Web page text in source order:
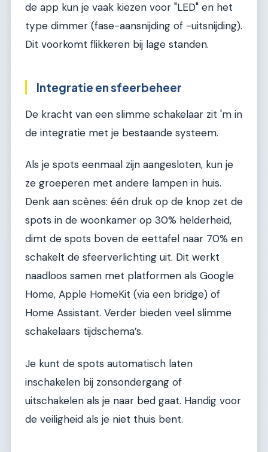
de app kun je vaak kiezen voor "LED" en het
type dimmer (fase-aansnijding of -uitsnijding).
Dit voorkomt flikkeren bij lage standen.
Integratie en sfeerbeheer
De kracht van een slimme schakelaar zit 'm in
de integratie met je bestaande systeem.
Als je spots eenmaal zijn aangesloten, kun je
ze groeperen met andere lampen in huis.
Denk aan scènes: één druk op de knop zet de
spots in de woonkamer op 30% helderheid,
dimt de spots boven de eettafel naar 70% en
schakelt de sfeerverlichting uit. Dit werkt
naadloos samen met platformen als Google
Home, Apple HomeKit (via een bridge) of
Home Assistant. Verder bieden veel slimme
schakelaars tijdschema’s.
Je kunt de spots automatisch laten
inschakelen bij zonsondergang of
uitschakelen als je naar bed gaat. Handig voor
de veiligheid als je niet thuis bent.